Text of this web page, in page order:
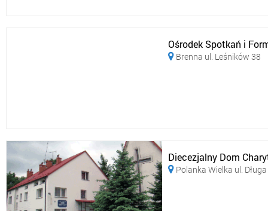
Ośrodek Spotkań i
 Brenna ul. Leśników 38
Diecezjalny Dom
 Polanka Wielka ul.